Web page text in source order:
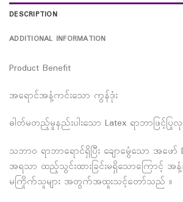
DESCRIPTION
ADDITIONAL INFORMATION
Product Benefit
အရောင်အနံ့ကင်းသော ကွန်ဒုံး
ဓါတ်မတည့်မှုနည်းပါးသော Latex ရာဘာဖြင့်ပ
သဘာ၀ ရာဘာရောင်ရှိပြီး ချောမွေံသော အဖေ
အရသာ ထည့်သွင်းထားခြင်းမရှိသောကြောင့်
မကြိုက်သူများ အတွက်အထူးသင့်တော်သည် ။